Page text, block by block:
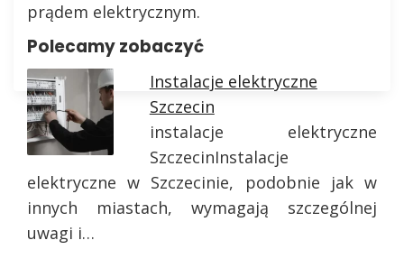
prądem elektrycznym.
Polecamy zobaczyć
Instalacje elektryczne
Szczecin
instalacje elektryczne
SzczecinInstalacje
elektryczne w Szczecinie, podobnie jak w
innych miastach, wymagają szczególnej
uwagi i…